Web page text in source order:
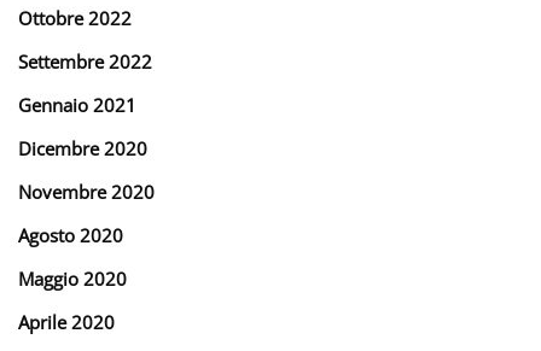
Ottobre 2022
Settembre 2022
Gennaio 2021
Dicembre 2020
Novembre 2020
Agosto 2020
Maggio 2020
Aprile 2020